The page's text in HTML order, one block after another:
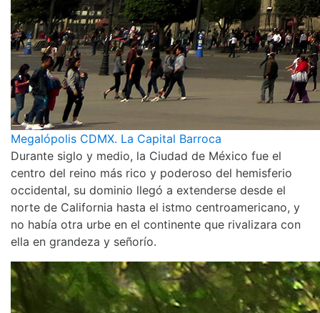
Megalópolis CDMX. La Capital Barroca
Durante siglo y medio, la Ciudad de México fue el
centro del reino más rico y poderoso del hemisferio
occidental, su dominio llegó a extenderse desde el
norte de California hasta el istmo centroamericano, y
no había otra urbe en el continente que rivalizara con
ella en grandeza y señorío.